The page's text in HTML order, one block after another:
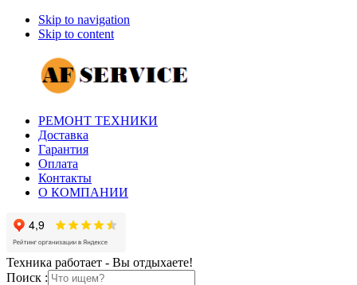
Skip to navigation
Skip to content
РЕМОНТ ТЕХНИКИ
Доставка
Гарантия
Оплата
Контакты
О КОМПАНИИ
Техника работает - Вы отдыхаете!
Поиск :